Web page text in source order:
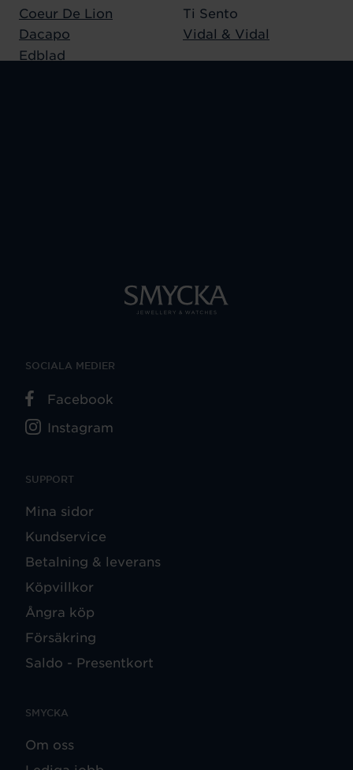
Coeur De Lion
Dacapo
Edblad
Ti Sento
Vidal & Vidal
SUPPORT
Mina sidor
Kundservice
Betalning & leverans
Köpvillkor
Ångra köp
Försäkring
Saldo - Presentkort
SMYCKA
Om oss
SOCIALA MEDIER
Facebook
Instagram